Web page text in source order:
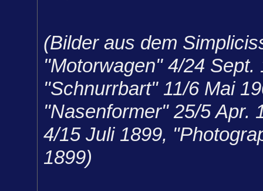
(Bilder aus dem
"Motorwagen" 4/24 Sept.
"Schnurrbart" 11/6 Mai
"Nasenformer" 25/5 Apr.
4/15 Juli 1899,
1899)